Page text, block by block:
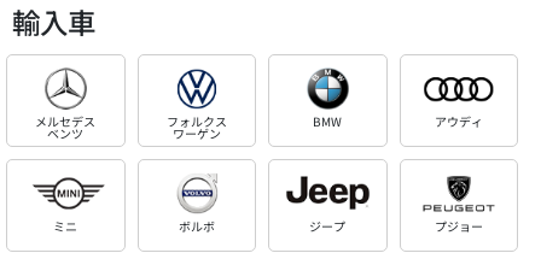
輸入車
メルセデス
ベンツ
フォルクス
ワーゲン
BMW アウディ
ミニ ボルボ ジープ プジョー